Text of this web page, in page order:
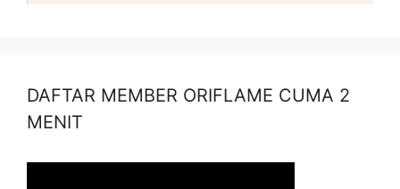
DAFTAR MEMBER ORIFLAME CUMA 2
MENIT